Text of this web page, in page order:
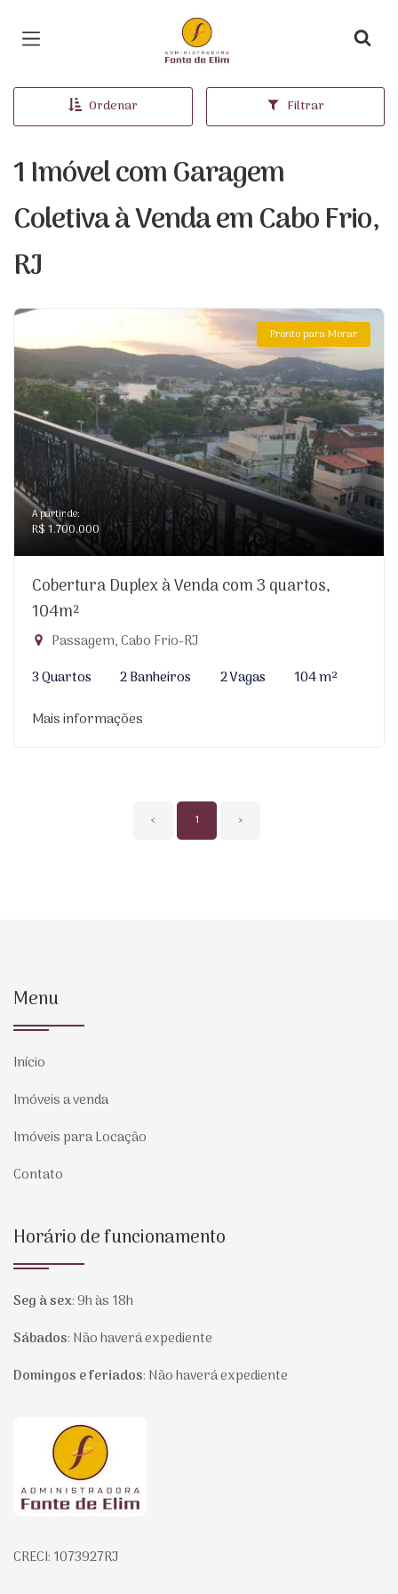
Página inicial
Ordenar Filtrar
1 Imóvel com Garagem
Coletiva à Venda em Cabo Frio,
RJ
Pronto para Morar
A partir de:
R$ 1.700.000
Cobertura Duplex à Venda com 3 quartos,
104m²
Passagem, Cabo Frio-RJ
3 Quartos
2 Banheiros 2 Vagas
104 m²
Mais informações
‹ 1 ›
Menu
Início
Imóveis a venda
Imóveis para Locação
Contato
Horário de funcionamento
Seg à sex:9h às 18h
Sábados: Não haverá expediente
Domingos e feriados: Não haverá expediente
Página inicial
CRECI: 1073927RJ